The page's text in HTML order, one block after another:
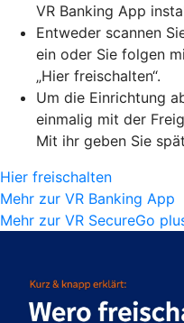
VR Banking App
Entweder scannen
ein oder Sie folgen
„Hier freischalten“.
Um die Einrichtung
einmalig mit der
Mit ihr geben Sie
Hier freischalten
Mehr zur VR Banking App
Mehr zur VR SecureGo